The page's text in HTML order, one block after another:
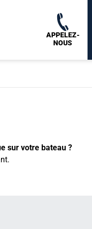
APPELEZ-
NOUS
sur votre bateau ?